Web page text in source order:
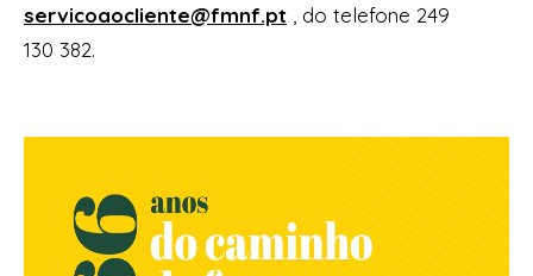
servicoaocliente@fmnf.pt , do telefone 249
130 382.